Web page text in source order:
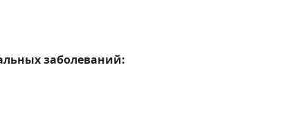
заболеваний: